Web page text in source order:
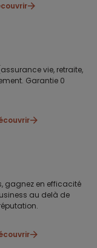
vie, retraite,
Garantie 0
gagnez en efficacité
au delà de